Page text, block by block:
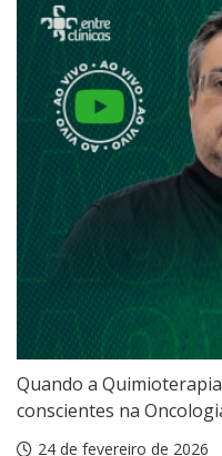
Quando a
conscientes na
24 de fevereiro de 2026